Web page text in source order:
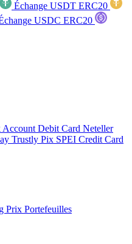
Échange USDT ERC20
USDC ERC20
Account Debit Card Neteller
Trustly Pix SPEI Credit Card
Prix Portefeuilles